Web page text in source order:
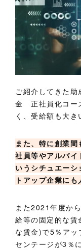
ご紹介してきた
金 正社員化コー
く、受給額も大き
また、特に創業
社員等やアルバイ
いうシチュエー
トアップ企業にも
また2021年度か
給等の固定的な
な賃金)で5％アッ
センテージが3％